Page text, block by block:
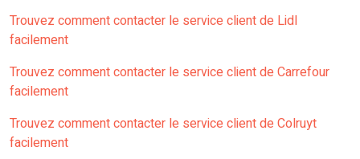
Trouvez comment contacter le service client de Lidl
facilement
Trouvez comment contacter le service client de Carrefour
facilement
Trouvez comment contacter le service client de Colruyt
facilement